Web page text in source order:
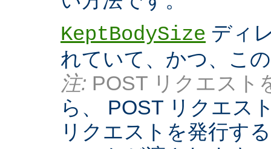
KeptBodySize ディ
れていて、かつ、こ
注: POST リクエスト
ら、 POST リクエス
リクエストを発行す